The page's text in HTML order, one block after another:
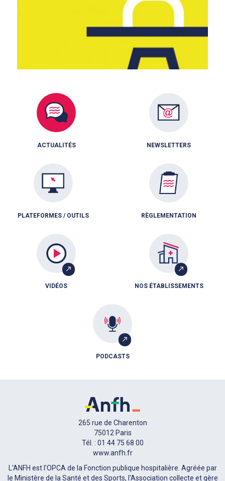
ACTUALITÉS NEWSLETTERS
PLATEFORMES / OUTILS RÈGLEMENTATION
VIDÉOS NOS ÉTABLISSEMENTS
PODCASTS
265 rue de Charenton
75012 Paris
Tél. : 01 44 75 68 00
www.anfh.fr
L'ANFH est l'OPCA de la Fonction publique hospitalière. Agréée par
le Ministère de la Santé et des Sports, l'Association collecte et gère